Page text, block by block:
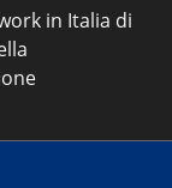
in Italia di